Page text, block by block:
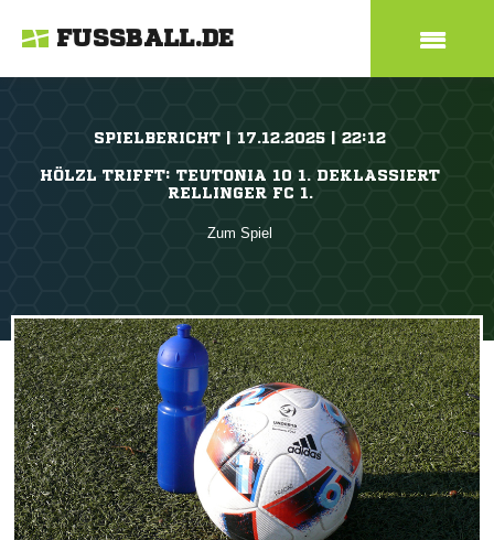
FUSSBALL.DE
SPIELBERICHT | 17.12.2025 | 22:12
HÖLZL TRIFFT: TEUTONIA 10 1. DEKLASSIERT
RELLINGER FC 1.
Zum Spiel